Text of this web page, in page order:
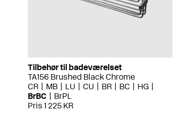
Tilbehør til badeværelset
TA156 Brushed Black Chrome
CR
MB LU CU BR BC
HG
BrBC
BrPL
Pris 1 225 KR